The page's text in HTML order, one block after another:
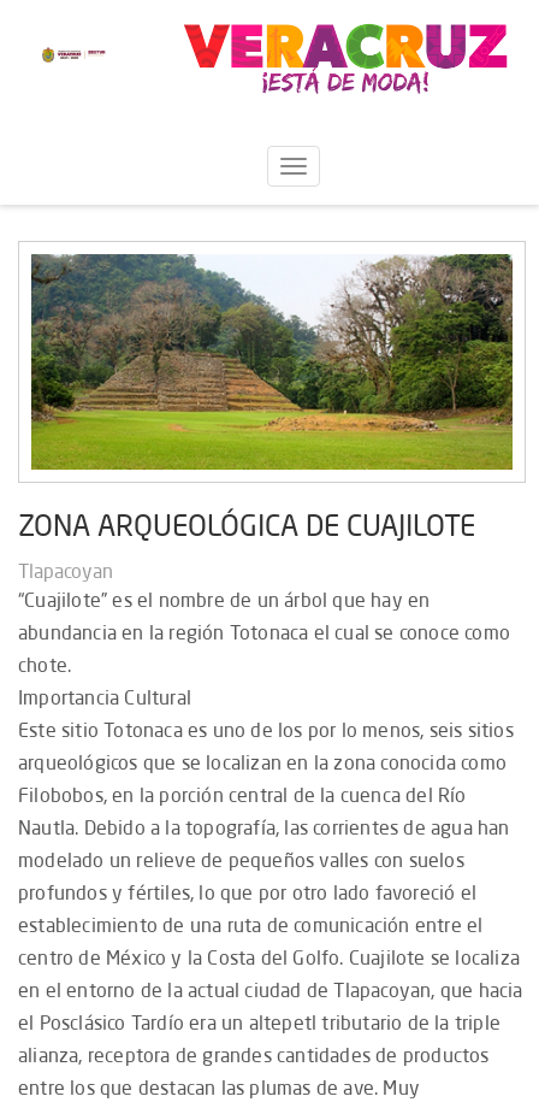
ZONA ARQUEOLÓGICA DE CUAJILOTE
Tlapacoyan
“Cuajilote” es el nombre de un árbol que hay en
abundancia en la región Totonaca el cual se conoce como
chote.
Importancia Cultural
Este sitio Totonaca es uno de los por lo menos, seis sitios
arqueológicos que se localizan en la zona conocida como
Filobobos, en la porción central de la cuenca del Río
Nautla. Debido a la topografía, las corrientes de agua han
modelado un relieve de pequeños valles con suelos
profundos y fértiles, lo que por otro lado favoreció el
establecimiento de una ruta de comunicación entre el
centro de México y la Costa del Golfo. Cuajilote se localiza
en el entorno de la actual ciudad de Tlapacoyan, que hacia
el Posclásico Tardío era un altepetl tributario de la triple
alianza, receptora de grandes cantidades de productos
entre los que destacan las plumas de ave. Muy